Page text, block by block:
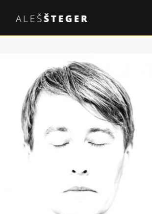
PROJECTS
PRESS
EVENTS
CONTACT
SL
SEARCH